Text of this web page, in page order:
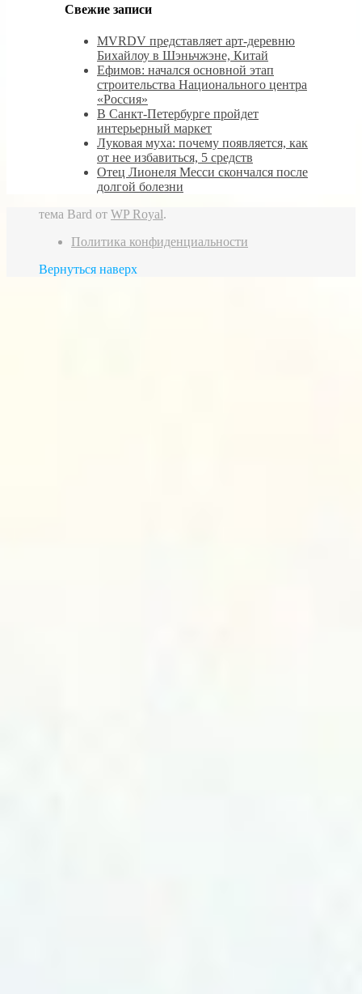
Свежие записи
MVRDV представляет арт-деревню
Бихайлоу в Шэньчжэне, Китай
Ефимов: начался основной этап
строительства Национального центра
«Россия»
В Санкт-Петербурге пройдет
интерьерный маркет
Луковая муха: почему появляется, как
от нее избавиться, 5 средств
Отец Лионеля Месси скончался после
долгой болезни
тема Bard от WP Royal.
Политика конфиденциальности
Вернуться наверх